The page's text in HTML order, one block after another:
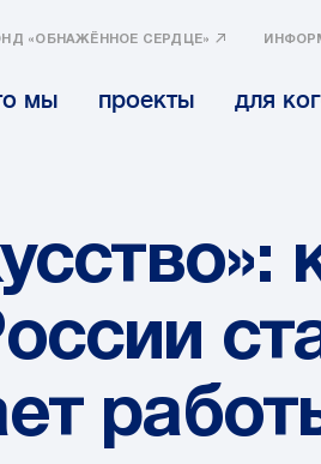
«ОБНАЖЁННОЕ СЕРДЦЕ»
мы проекты для